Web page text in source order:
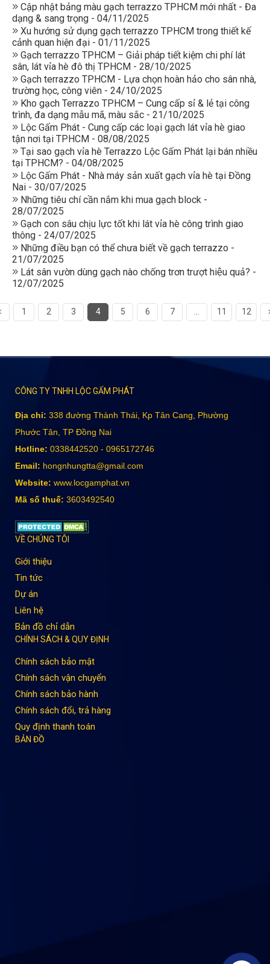
Cập nhật bảng màu gạch terrazzo TPHCM mới nhất - Đa
dạng & sang trọng - 04/11/2025
Xu hướng sử dụng gạch terrazzo TPHCM trong thiết kế
cảnh quan hiện đại - 01/11/2025
Gạch terrazzo TPHCM – Giải pháp tiết kiệm chi phí lát
sân, lát vỉa hè đô thị TPHCM - 28/10/2025
Gạch terrazzo TPHCM - Lựa chọn hoàn hảo cho sân nhà,
trường học, công viên - 24/10/2025
Kho gạch Terrazzo TPHCM – Cung cấp sỉ & lẻ tại công
trình, đa dạng mẫu mã, màu sắc - 21/10/2025
Lộc Gấm Phát - Cung cấp các loại gạch lát vỉa hè giao
tận nơi tại TPHCM - 08/08/2025
Tại sao gạch vỉa hè Terrazzo Lộc Gấm Phát lại bán nhiều
tại TPHCM? - 04/08/2025
Lộc Gấm Phát - Nhà máy sản xuất gạch vỉa hè tại Đồng
Nai - 30/07/2025
Những tiêu chí cần nắm khi mua gạch block -
28/07/2025
Gạch con sâu chịu lực tốt khi lát vỉa hè công trình giao
thông - 24/07/2025
Những điều bạn có thể chưa biết về gạch terrazzo -
21/07/2025
Lát sân vườn dùng gạch nào chống trơn trượt hiệu quả? -
12/07/2025
1 2 3 4 5 6 7 11 12
CÔNG TY TNHH LỘC GẤM PHÁT
Địa chỉ: 338 đường Thành Thái, Kp Tân Cang, Phường
Phước Tân, TP Đồng Nai
Hotline: 0338442520 - 0965172746
Email: hongnhungtta@gmail.com
Website: www.locgamphat.vn
Mã số thuế: 3603492540
VỀ CHÚNG TÔI
Giới thiệu
Tin tức
Dự án
Liên hệ
Bản đồ chỉ dẫn
CHÍNH SÁCH & QUY ĐỊNH
Chính sách bảo mật
Chính sách vận chuyển
Chính sách bảo hành
Chính sách đổi, trả hàng
Quy định thanh toán
BẢN ĐỒ